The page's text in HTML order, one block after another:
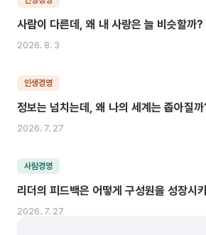
사람이 다른데, 왜 내 사랑은 늘 비슷할까?
2026. 8. 3
인생경영
정보는 넘치는데, 왜 나의 세계는 좁아질
2026. 7. 27
사람경영
리더의 피드백은 어떻게 구성원을 성장시
2026. 7. 27